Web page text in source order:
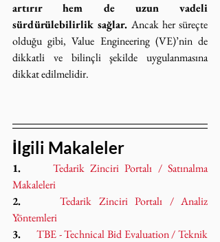
artırır hem de uzun vadeli
sürdürülebilirlik sağlar. Ancak her süreçte
olduğu gibi, Value Engineering (VE)’nin de
dikkatli ve bilinçli şekilde uygulanmasına
dikkat edilmelidir.
İlgili Makaleler
1. Tedarik Zinciri Portalı / Satınalma
Makaleleri
2. Tedarik Zinciri Portalı / Analiz
Yöntemleri
3. TBE - Technical Bid Evaluation / Teknik